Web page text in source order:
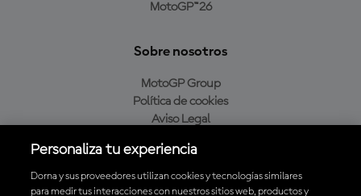
MotoGP™26
Sobre nosotros
MotoGP Group
Política de cookies
Aviso Legal
Política de compra
Personaliza tu experiencia
Dorna y sus proveedores utilizan cookies y tecnologías similares
para medir tus interacciones con nuestros sitios web, productos y